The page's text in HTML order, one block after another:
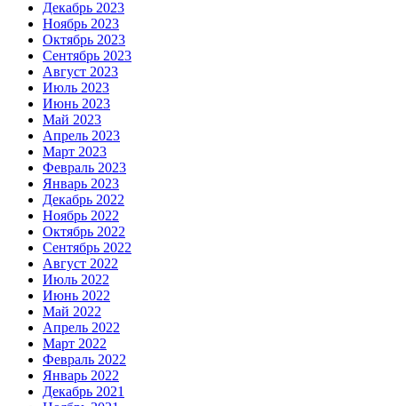
Декабрь 2023
Ноябрь 2023
Октябрь 2023
Сентябрь 2023
Август 2023
Июль 2023
Июнь 2023
Май 2023
Апрель 2023
Март 2023
Февраль 2023
Январь 2023
Декабрь 2022
Ноябрь 2022
Октябрь 2022
Сентябрь 2022
Август 2022
Июль 2022
Июнь 2022
Май 2022
Апрель 2022
Март 2022
Февраль 2022
Январь 2022
Декабрь 2021